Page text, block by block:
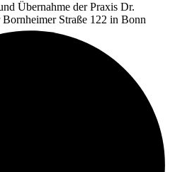
Übernahme der Praxis Dr.
Straße 122 in Bonn